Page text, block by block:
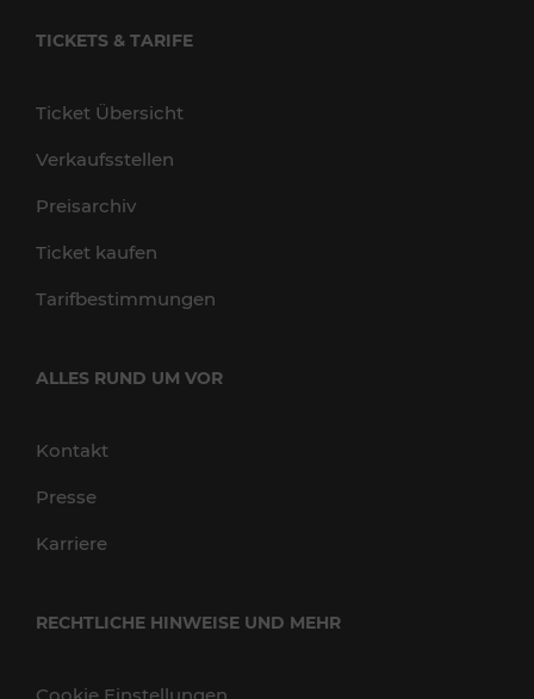
TICKETS & TARIFE
Ticket Übersicht
Verkaufsstellen
Preisarchiv
Ticket kaufen
Tarifbestimmungen
ALLES RUND UM VOR
Kontakt
Presse
Karriere
RECHTLICHE HINWEISE UND MEHR